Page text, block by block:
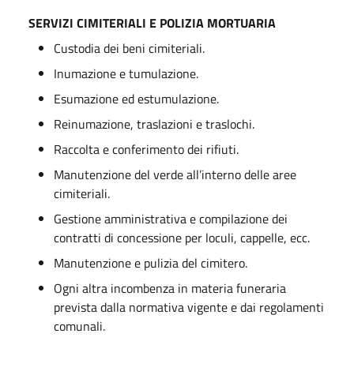
SERVIZI CIMITERIALI E POLIZIA MORTUARIA
Custodia dei beni cimiteriali.
Inumazione e tumulazione.
Esumazione ed estumulazione.
Reinumazione, traslazioni e traslochi.
Raccolta e conferimento dei rifiuti.
Manutenzione del verde all’interno delle aree
cimiteriali.
Gestione amministrativa e compilazione dei
contratti di concessione per loculi, cappelle, ecc.
Manutenzione e pulizia del cimitero.
Ogni altra incombenza in materia funeraria
prevista dalla normativa vigente e dai regolamenti
comunali.